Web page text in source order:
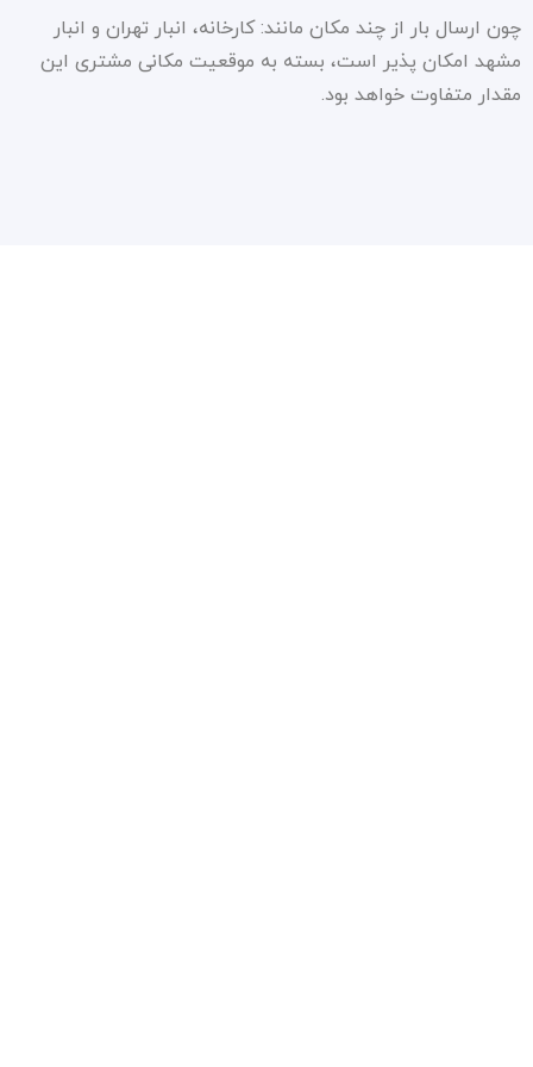
چون ارسال بار از چند مکان مانند: کارخانه، انبار تهران و انبار
مشهد امکان پذیر است، بسته به موقعیت مکانی مشتری این
مقدار متفاوت خواهد بود.